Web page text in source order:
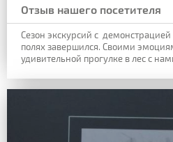
Отзыв нашего посетителя
Сезон экскурсий с
полях завершился. Своими
удивительной прогулке в лес с